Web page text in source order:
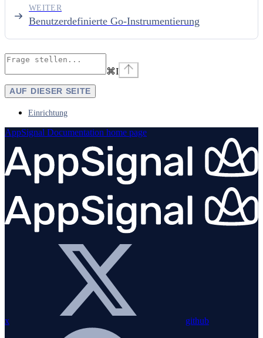
Benutzerdefinierte Go-Instrumentierung
WEITER
⌘I
AUF DIESER SEITE
Einrichtung
AppSignal Documentation home page
x github